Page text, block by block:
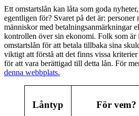
Ett omstartslån kan låta som goda
egentligen för? Svaret på det är:
människor med betalningsanmärkningar
kontrollen över sin ekonomi. Folk som
omstartslån för att betala tillbaka sina
viktigt att förstå att det finns vissa
för att vara berättigad till detta lån. För
denna webbplats.
Låntyp För vem?